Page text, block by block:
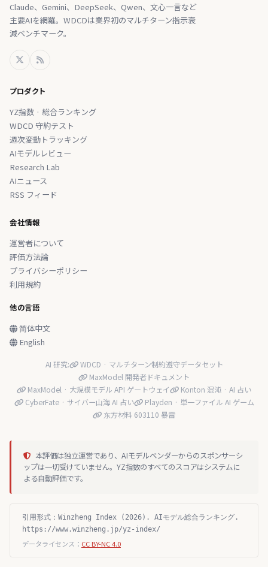
Claude、Gemini、DeepSeek、Qwen、文心一言など
主要AIを網羅。WDCDは業界初のマルチターン指示衰
減ベンチマーク。
プロダクト
YZ指数 · 総合ランキング
WDCD 守約テスト
週次変動トラッキング
AIモデルレビュー
Research Lab
AIニュース
RSS フィード
会社情報
運営者について
評価方法論
プライバシーポリシー
利用規約
他の言語
简体中文
English
AI 研究:
WDCD · マルチターン制約遵守データセット
MaxModel 開発者ドキュメント
MaxModel · 大規模モデル API ゲートウェイ
Konton 混沌 · AI 占い
CyberFate · サイバー山海 AI 占い
Playden · 単一ファイル AI ゲーム
东方材料 603110 暴雷
本評価は独立運営であり、AIモデルベンダーからのスポンサーシ
ップは一切受けていません。YZ指数のすべてのスコアはシステムに
よる自動評価です。
引用形式：Winzheng Index (2026). AIモデル総合ランキング.
https://www.winzheng.jp/yz-index/
データライセンス： CC BY-NC 4.0